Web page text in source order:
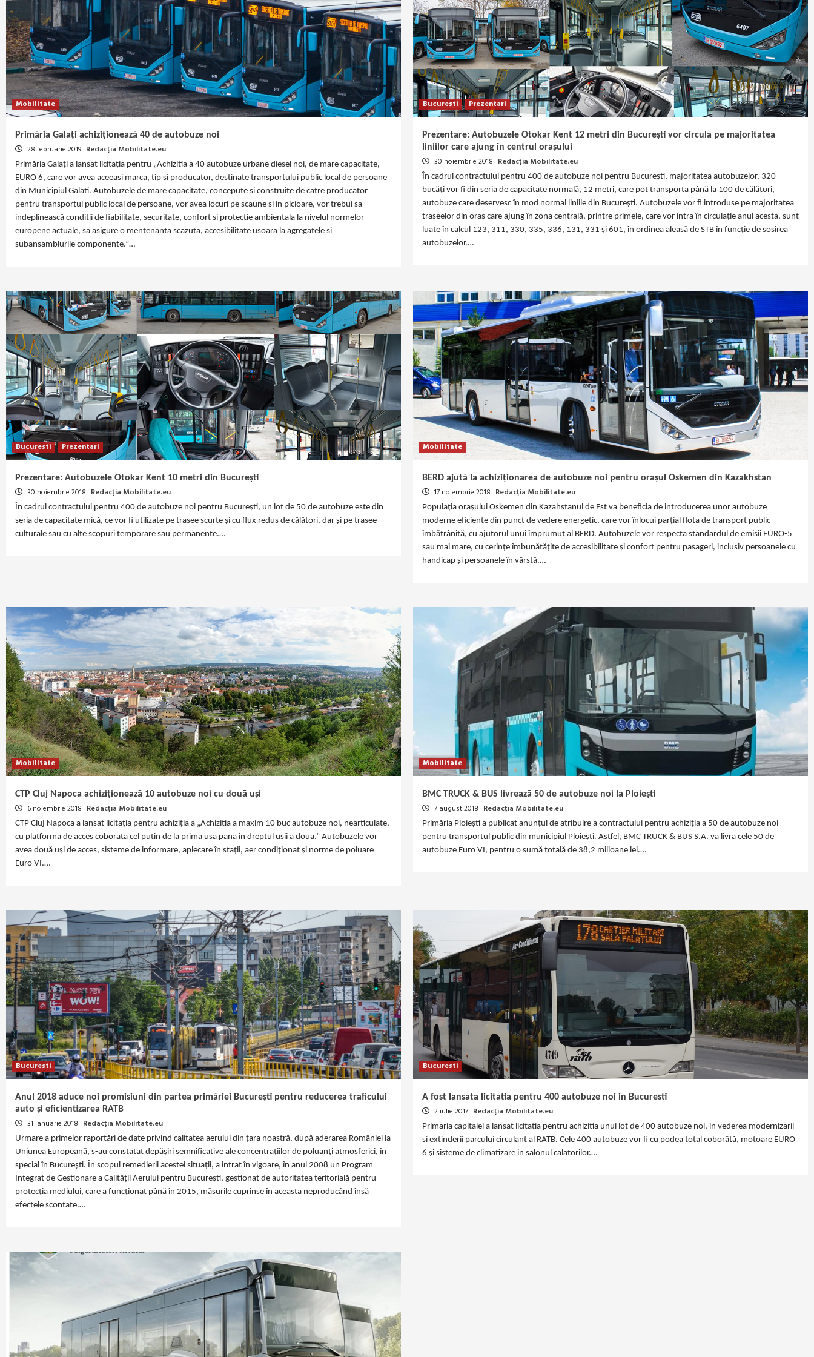
Mobilitate
Primăria Galați achiziționează 40 de autobuze noi
28 februarie 2019 Redacția Mobilitate.eu
Primăria Galați a lansat licitația pentru „Achizitia a 40 autobuze urbane diesel noi, de mare capacitate,
EURO 6, care vor avea aceeasi marca, tip si producator, destinate transportului public local de persoane
din Municipiul Galati. Autobuzele de mare capacitate, concepute si construite de catre producator
pentru transportul public local de persoane, vor avea locuri pe scaune si in picioare, vor trebui sa
indeplinească conditii de fiabilitate, securitate, confort si protectie ambientala la nivelul normelor
europene actuale, sa asigure o mentenanta scazuta, accesibilitate usoara la agregatele si
subansamblurile componente.”…
Bucuresti Prezentari
Prezentare: Autobuzele Otokar Kent 12 metri din București vor circula pe majoritatea
liniilor care ajung în centrul orașului
30 noiembrie 2018 Redacția Mobilitate.eu
În cadrul contractului pentru 400 de autobuze noi pentru București, majoritatea autobuzelor, 320
bucăți vor fi din seria de capacitate normală, 12 metri, care pot transporta până la 100 de călători,
autobuze care deservesc în mod normal liniile din București. Autobuzele vor fi introduse pe majoritatea
traseelor din oraș care ajung în zona centrală, printre primele, care vor intra în circulație anul acesta, sunt
luate în calcul 123, 311, 330, 335, 336, 131, 331 și 601, în ordinea aleasă de STB în funcție de sosirea
autobuzelor.…
Bucuresti Prezentari
Prezentare: Autobuzele Otokar Kent 10 metri din București
30 noiembrie 2018 Redacția Mobilitate.eu
În cadrul contractului pentru 400 de autobuze noi pentru București, un lot de 50 de autobuze este din
seria de capacitate mică, ce vor fi utilizate pe trasee scurte și cu flux redus de călători, dar și pe trasee
culturale sau cu alte scopuri temporare sau permanente.…
Mobilitate
BERD ajută la achiziționarea de autobuze noi pentru orașul Oskemen din Kazakhstan
17 noiembrie 2018 Redacția Mobilitate.eu
Populația orașului Oskemen din Kazahstanul de Est va beneficia de introducerea unor autobuze
moderne eficiente din punct de vedere energetic, care vor înlocui parțial flota de transport public
îmbătrânită, cu ajutorul unui împrumut al BERD. Autobuzele vor respecta standardul de emisii EURO-5
sau mai mare, cu cerințe îmbunătățite de accesibilitate și confort pentru pasageri, inclusiv persoanele cu
handicap și persoanele în vârstă.…
Mobilitate
CTP Cluj Napoca achiziționează 10 autobuze noi cu două uși
6 noiembrie 2018 Redacția Mobilitate.eu
CTP Cluj Napoca a lansat licitația pentru achiziția a „Achizitia a maxim 10 buc autobuze noi, nearticulate,
cu platforma de acces coborata cel putin de la prima usa pana in dreptul usii a doua.” Autobuzele vor
avea două uși de acces, sisteme de informare, aplecare în stații, aer condiționat și norme de poluare
Euro VI.…
Mobilitate
BMC TRUCK & BUS livrează 50 de autobuze noi la Ploiești
7 august 2018 Redacția Mobilitate.eu
Primăria Ploiești a publicat anunțul de atribuire a contractului pentru achiziția a 50 de autobuze noi
pentru transportul public din municipiul Ploiești. Astfel, BMC TRUCK & BUS S.A. va livra cele 50 de
autobuze Euro VI, pentru o sumă totală de 38,2 milioane lei.…
Bucuresti
Anul 2018 aduce noi promisiuni din partea primăriei București pentru reducerea traficului
auto și eficientizarea RATB
31 ianuarie 2018 Redacția Mobilitate.eu
Urmare a primelor raportări de date privind calitatea aerului din țara noastră, după aderarea României la
Uniunea Europeană, s-au constatat depășiri semnificative ale concentrațiilor de poluanți atmosferici, în
special în București. În scopul remedierii acestei situații, a intrat în vigoare, în anul 2008 un Program
Integrat de Gestionare a Calității Aerului pentru București, gestionat de autoritatea teritorială pentru
protecția mediului, care a funcționat până în 2015, măsurile cuprinse în aceasta neproducând însă
efectele scontate.…
Bucuresti
A fost lansata licitatia pentru 400 autobuze noi in Bucuresti
2 iulie 2017 Redacția Mobilitate.eu
Primaria capitalei a lansat licitatia pentru achizitia unui lot de 400 autobuze noi, in vederea modernizarii
si extinderii parcului circulant al RATB. Cele 400 autobuze vor fi cu podea total coborâtă, motoare EURO
6 și sisteme de climatizare in salonul calatorilor.…